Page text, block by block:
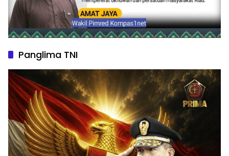
Panglima TNI